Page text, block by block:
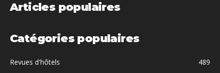
Articles populaires
Catégories populaires
Revues d'hôtels
489